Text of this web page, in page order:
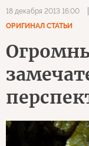
18 декабря 2013 16:00
ОРИГИНАЛ СТАТЬИ